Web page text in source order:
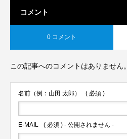
コメント
0 コメント
この記事へのコメントはありません。
名前（例：山田 太郎） ( 必須 )
E-MAIL ( 必須 ) - 公開されません -